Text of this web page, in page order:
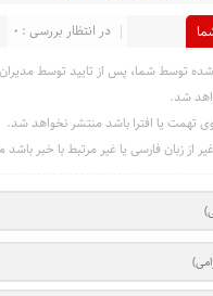
در انتظار بررسی : 0
توسط شما، پس از تایید توسط مدیران
شد.
تهمت یا افترا باشد منتشر نخواهد شد.
از زبان فارسی یا غیر مرتبط با خبر